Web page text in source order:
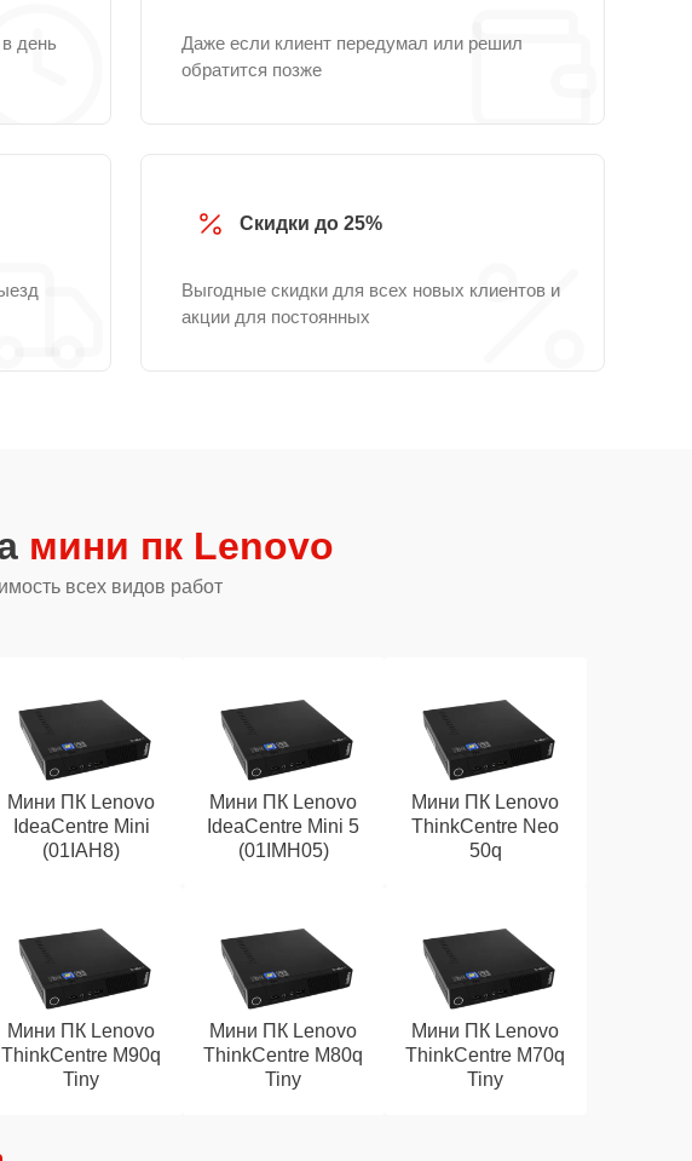
день
Даже если клиент передумал или решил
обратится позже
Скидки до 25%
Выгодные скидки для всех новых клиентов и
акции для постоянных
мини пк Lenovo
всех видов работ
Мини ПК Lenovo
IdeaCentre Mini
(01IAH8)
Мини ПК Lenovo
IdeaCentre Mini 5
(01IMH05)
Мини ПК Lenovo
ThinkCentre Neo
50q
Мини ПК Lenovo
ThinkCentre M90q
Tiny
Мини ПК Lenovo
ThinkCentre M80q
Tiny
Мини ПК Lenovo
ThinkCentre M70q
Tiny